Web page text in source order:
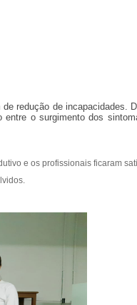
redução de incapacidades.
o surgimento dos
e os profissionais ficaram